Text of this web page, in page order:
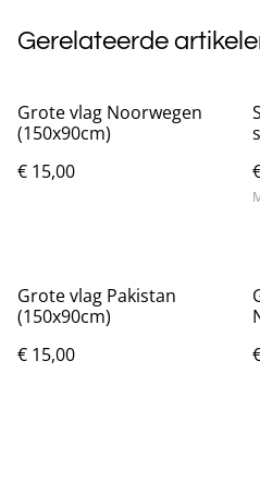
Gerelateerde
Grote vlag Noorwegen
(150x90cm)
€ 15,00
Grote vlag Pakistan
(150x90cm)
€ 15,00